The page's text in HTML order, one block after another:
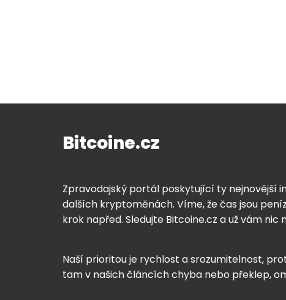
Bitcoine.cz
Zpravodajský portál poskytující ty nejnovější
dalších kryptoměnách. Víme, že čas jsou
krok napřed. Sledujte Bitcoine.cz a už vám nic
Naší prioritou je rychlost a srozumitelnost,
tam v našich článcích chyba nebo překlep,